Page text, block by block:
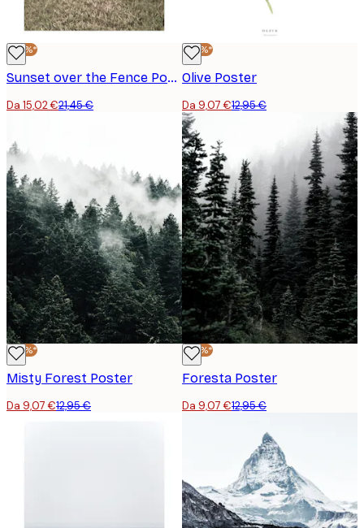
-30%*
Sunset over the Fence Poster
Da 15,02 €21,45 €
-30%*
Olive Poster
Da 9,07 €12,95 €
-30%*
Misty Forest Poster
Da 9,07 €12,95 €
-30%*
Foresta Poster
Da 9,07 €12,95 €